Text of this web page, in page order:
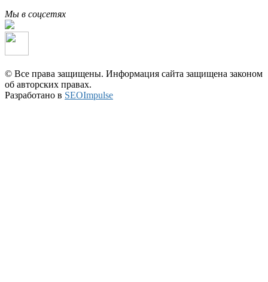
Мы в соцсетях
© Все права защищены. Информация сайта защищена законом
об авторских правах.
Разработано в SEOImpulse